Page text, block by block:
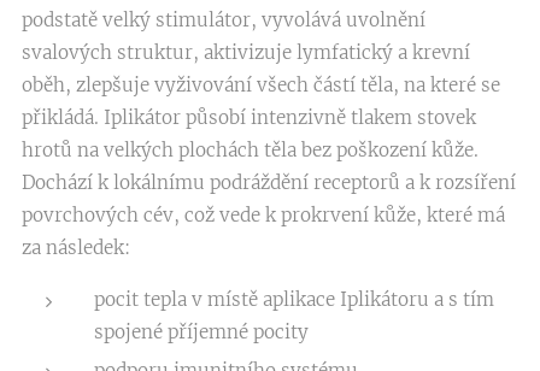
podstatě velký stimulátor, vyvolává uvolnění
svalových struktur, aktivizuje lymfatický a krevní
oběh, zlepšuje vyživování všech částí těla, na které se
přikládá. Iplikátor působí intenzivně tlakem stovek
hrotů na velkých plochách těla bez poškození kůže.
Dochází k lokálnímu podráždění receptorů a k rozsíření
povrchových cév, což vede k prokrvení kůže, které má
za následek:
pocit tepla v místě aplikace Iplikátoru a s tím
spojené příjemné pocity